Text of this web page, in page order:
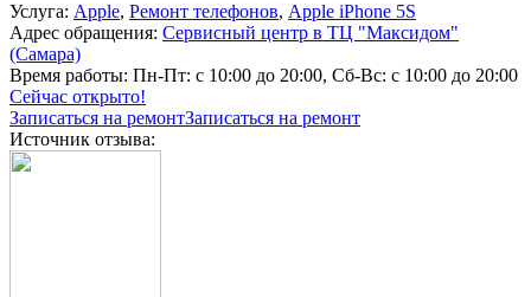
Услуга: Apple, Ремонт телефонов, Apple iPhone 5S
Адрес обращения: Сервисный центр в ТЦ "Максидом"
(Самара)
Время работы: Пн-Пт: с 10:00 до 20:00, Сб-Вс: с 10:00 до 20:00
Сейчас открыто!
Записаться на ремонтЗаписаться на ремонт
Источник отзыва: